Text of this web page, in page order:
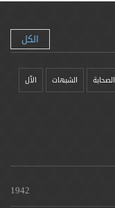
الكل
الصحابة الشبهات الآل
1942